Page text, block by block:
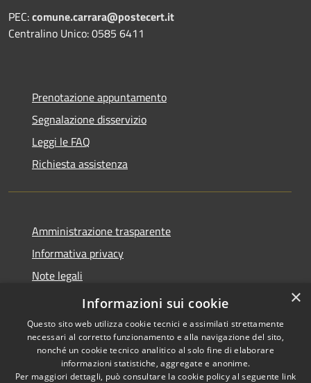
PEC:comune.carrara@postecert.it
Centralino Unico: 0585 6411
Prenotazione appuntamento
Segnalazione disservizio
Leggi le FAQ
Richiesta assistenza
Amministrazione trasparente
Informativa privacy
Note legali
Dichiarazione di accessibilità
Copyright © 2026 • Comune di
×
Informazioni sui cookie
Questo sito web utilizza cookie tecnici e assimilati strettamente
necessari al corretto funzionamento e alla navigazione del sito,
nonché un cookie tecnico analitico al solo fine di elaborare
informazioni statistiche, aggregate e anonime.
Per maggiori dettagli, può consultare la cookie policy al seguente link